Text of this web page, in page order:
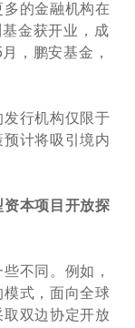
的金融机构在
金获开业，成
，鹏安基金，
行机构仅限于
计将吸引境内
资本项目开放探
不同。例如，
式，面向全球
双边协定开放